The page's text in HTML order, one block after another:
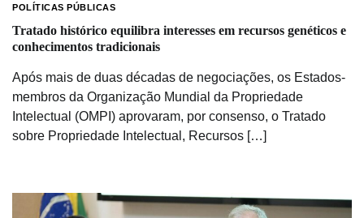
POLÍTICAS PÚBLICAS
Tratado histórico equilibra interesses em recursos genéticos e
conhecimentos tradicionais
Após mais de duas décadas de negociações, os Estados-
membros da Organização Mundial da Propriedade
Intelectual (OMPI) aprovaram, por consenso, o Tratado
sobre Propriedade Intelectual, Recursos […]